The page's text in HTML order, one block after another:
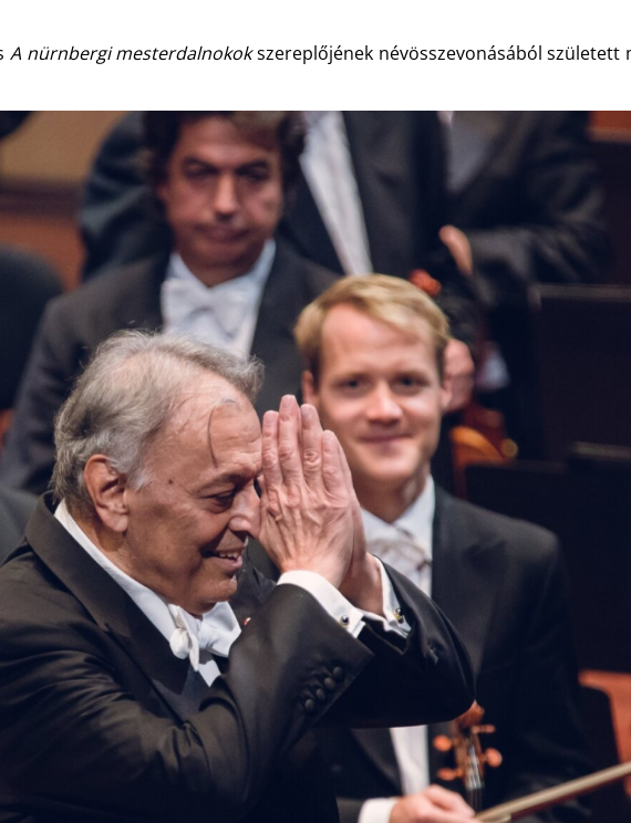
A nürnbergi mesterdalnokokszereplőjének névösszevonásából született